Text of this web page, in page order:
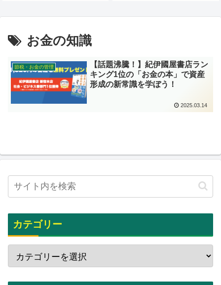
お金の知識
節税・お金の管理
【話題沸騰！】紀伊國屋書店ラン
キング1位の「お金の本」で資産
形成の新常識を学ぼう！
2025.03.14
カテゴリー